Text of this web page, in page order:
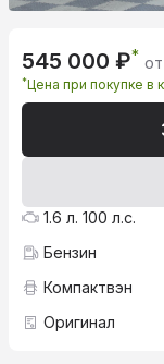
545 000 ₽*
*Цена при покупке в
1.6 л. 100 л.с.
Бензин
Компактвэн
Оригинал